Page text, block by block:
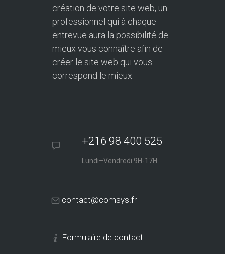
création de votre site web, un
professionnel qui à chaque
entrevue aura la possibilité de
mieux vous connaître afin de
créer le site web qui vous
correspond le mieux.
+216 98 400 525
Lundi–Vendredi 9H-17H
contact@comsys.fr
Formulaire de contact